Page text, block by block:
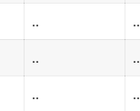
.. ..
.. ..
.. ..